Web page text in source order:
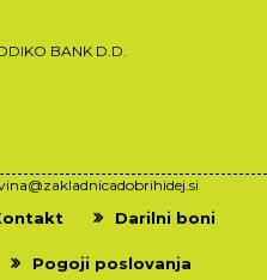
BANK D.D.
Darilni boni
Pogoji poslovanja